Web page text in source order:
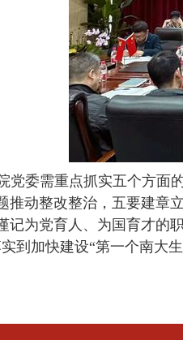
党委需重点抓实五个方面
推动整改整治，五要建章
记为党育人、为国育才的
到加快建设“第一个南大